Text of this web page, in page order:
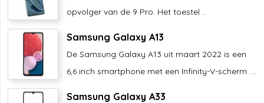
opvolger van de 9 Pro. Het toestel ...
Samsung Galaxy A13
De Samsung Galaxy A13 uit maart 2022 is een
6,6 inch smartphone met een Infinity-V-scherm. ...
Samsung Galaxy A33